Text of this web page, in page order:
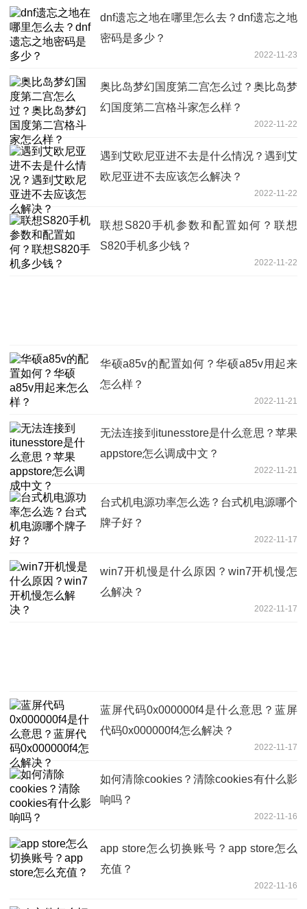
dnf遗忘之地在哪里怎么去？dnf遗忘之地
密码是多少？
2022-11-23
奥比岛梦幻国度第二宫怎么过？奥比岛梦
幻国度第二宫格斗家怎么样？
2022-11-22
遇到艾欧尼亚进不去是什么情况？遇到艾
欧尼亚进不去应该怎么解决？
2022-11-22
联想S820手机参数和配置如何？联想
S820手机多少钱？
2022-11-22
华硕a85v的配置如何？华硕a85v用起来
怎么样？
2022-11-21
无法连接到itunesstore是什么意思？苹果
appstore怎么调成中文？
2022-11-21
台式机电源功率怎么选？台式机电源哪个
牌子好？
2022-11-17
win7开机慢是什么原因？win7开机慢怎
么解决？
2022-11-17
蓝屏代码0x000000f4是什么意思？蓝屏
代码0x000000f4怎么解决？
2022-11-17
如何清除cookies？清除cookies有什么影
响吗？
2022-11-16
app store怎么切换账号？app store怎么
充值？
2022-11-16